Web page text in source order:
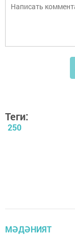
Теги:
250
МӘДӘНИЯТ